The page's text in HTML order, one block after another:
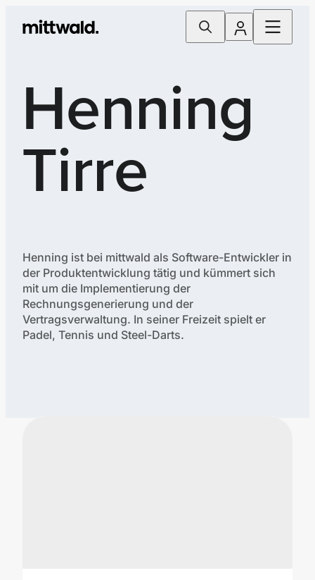
Henning
Tirre
Henning ist bei mittwald als Software-Entwickler in
der Produktentwicklung tätig und kümmert sich
mit um die Implementierung der
Rechnungsgenerierung und der
Vertragsverwaltung. In seiner Freizeit spielt er
Padel, Tennis und Steel-Darts.